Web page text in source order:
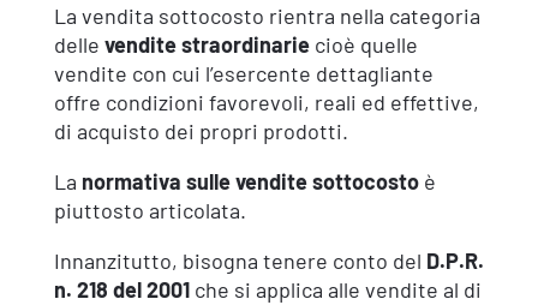
La vendita sottocosto rientra nella categoria
delle vendite straordinariecioè quelle
vendite con cui l’esercente dettagliante
offre condizioni favorevoli, reali ed effettive,
di acquisto dei propri prodotti.
La normativa sulle vendite sottocostoè
piuttosto articolata.
Innanzitutto, bisogna tenere conto del D.P.R.
n. 218 del 2001che si applica alle vendite al di